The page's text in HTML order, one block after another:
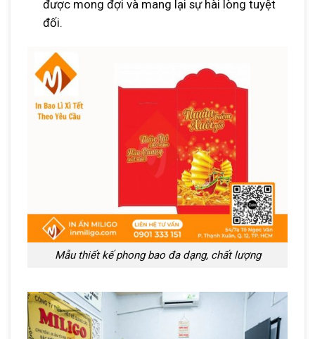
được mong đợi và mang lại sự hài lòng tuyệt
đối.
Mẫu thiết kế phong bao đa dạng, chất lượng